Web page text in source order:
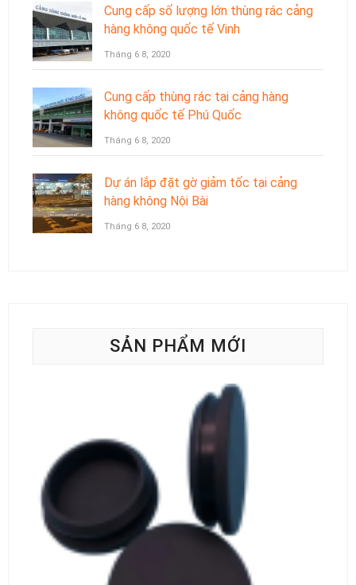
Cung cấp số lượng lớn thùng rác cảng
hàng không quốc tế Vinh
Tháng 6 8, 2020
Cung cấp thùng rác tại cảng hàng
không quốc tế Phú Quốc
Tháng 6 8, 2020
Dự án lắp đặt gờ giảm tốc tại cảng
hàng không Nội Bài
Tháng 6 8, 2020
SẢN PHẨM MỚI